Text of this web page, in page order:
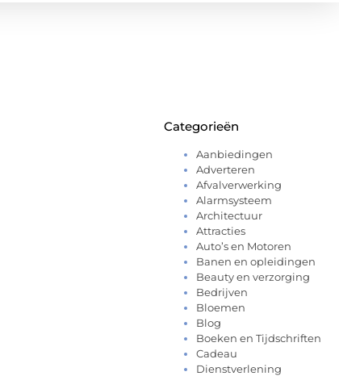
Categorieën
Aanbiedingen
Adverteren
Afvalverwerking
Alarmsysteem
Architectuur
Attracties
Auto’s en Motoren
Banen en opleidingen
Beauty en verzorging
Bedrijven
Bloemen
Blog
Boeken en Tijdschriften
Cadeau
Dienstverlening